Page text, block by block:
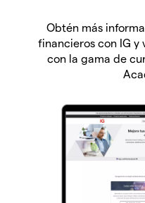
Obtén más
financieros con IG
con la gama de